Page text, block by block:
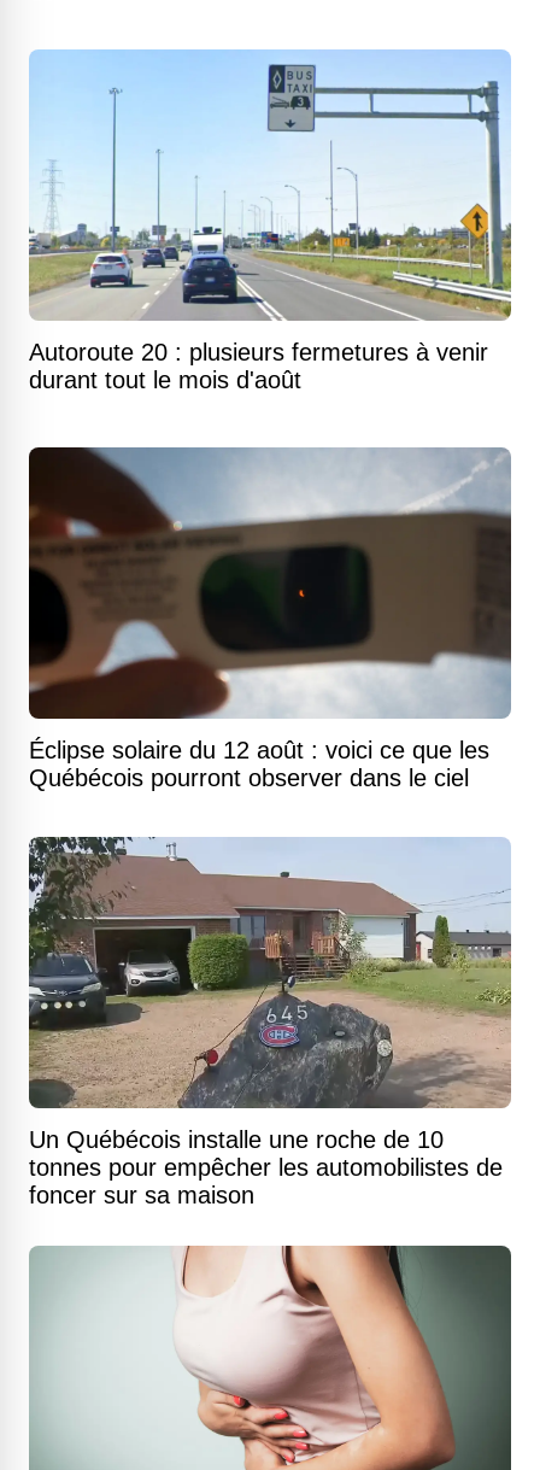
Autoroute 20 : plusieurs fermetures à venir
durant tout le mois d'août
Éclipse solaire du 12 août : voici ce que les
Québécois pourront observer dans le ciel
Un Québécois installe une roche de 10
tonnes pour empêcher les automobilistes de
foncer sur sa maison